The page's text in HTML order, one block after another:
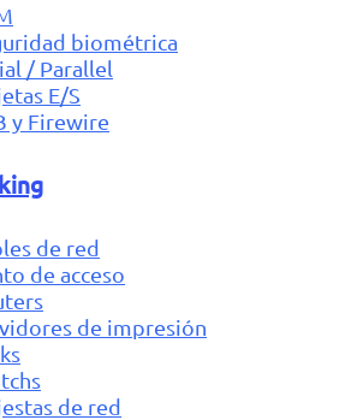
biométrica
/ Parallel
E/S
y Firewire
de red
de acceso
de impresión
de red